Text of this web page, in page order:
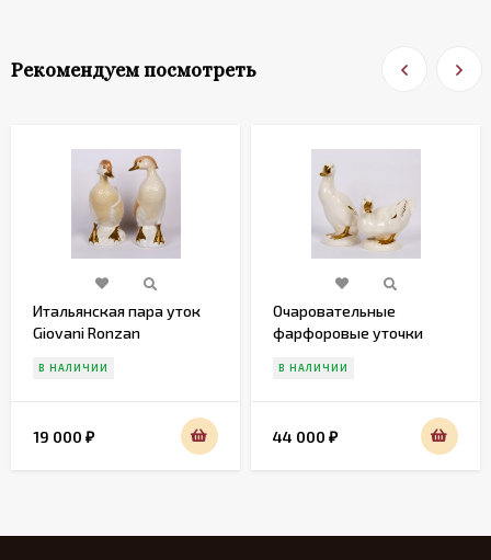
Рекомендуем посмотреть
Итальянская пара уток
Giovani Ronzan
В НАЛИЧИИ
19 000 ₽
Очаровательные
фарфоровые уточки
В НАЛИЧИИ
44 000 ₽